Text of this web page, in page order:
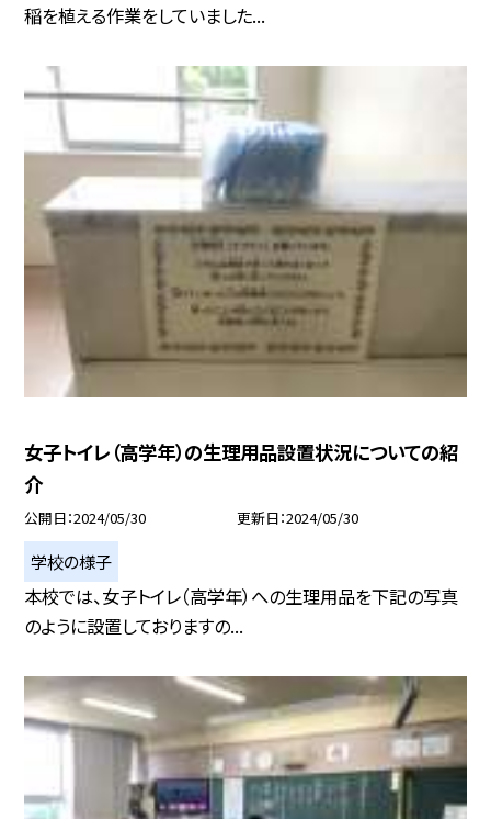
稲を植える作業をしていました...
女子トイレ（高学年）の生理用品設置状況についての紹
介
公開日 2024/05/30 更新日 2024/05/30
学校の様子
本校では、女子トイレ（高学年）への生理用品を下記の写真
のように設置しておりますの...